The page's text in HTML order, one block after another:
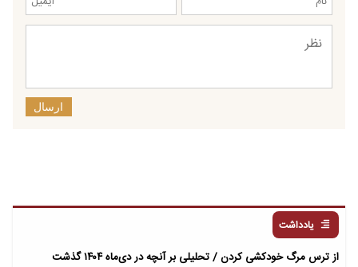
ارسال
یادداشت
از ترس مرگ خودکشی کردن / تحلیلی بر آنچه در دی‌ماه ۱۴۰۴ گذشت